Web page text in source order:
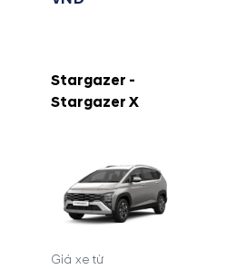
Stargazer -
Stargazer X
Giá xe từ